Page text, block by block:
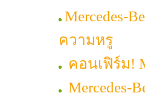
Mercedes-
ความหรู
คอนเฟิร์ม!
Mercedes-